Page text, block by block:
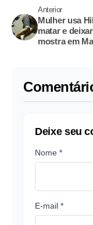
Anterior
Mulher usa
matar e
mostra em
Deixe seu
Nome *
E-mail *